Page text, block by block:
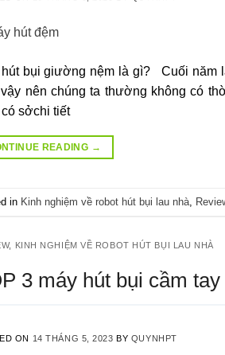
hút bụi giường nệm là gì? Cuối năm
nên chúng ta thường không có
sởchi tiết
READING →
in Kinh nghiệm về robot hút bụi lau nhà
, KINH NGHIỆM VỀ ROBOT HÚT BỤI LAU NHÀ
3 máy hút bụi cầm
ON 14 THÁNG 5, 2023 BY QUYNHPT